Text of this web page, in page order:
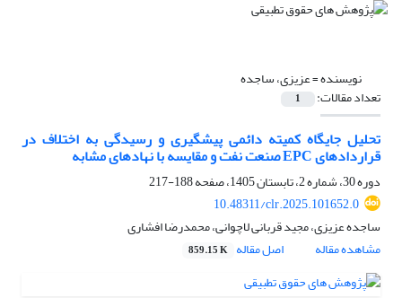
نویسنده =عزیزی، ساجده
تعداد مقالات: 1
تحلیل جایگاه کمیته دائمی پیشگیری و رسیدگی به اختلاف در
قراردادهایEPCصنعت نفت و مقایسه با نهادهای مشابه
دوره 30، شماره 2، تابستان 1405، صفحه
188-217
10.48311/clr.2025.101652.0
ساجده عزیزی، مجید قربانی لاچوانی، محمدرضا افشاری
مشاهده مقاله
اصل مقاله 859.15 K